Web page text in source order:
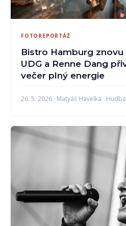
FOTOREPORTÁŽ
Bistro Hamburg znovu
UDG a Renne Dang
večer plný energie
26. 5. 2026 · Matyáš Havelka · Hudba